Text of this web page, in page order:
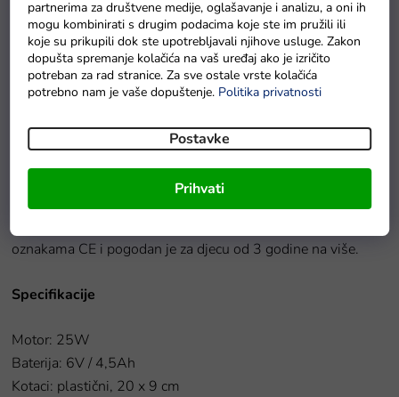
partnerima za društvene medije, oglašavanje i analizu, a oni ih
mogu kombinirati s drugim podacima koje ste im pružili ili
koje su prikupili dok ste upotrebljavali njihove usluge. Zakon
dopušta spremanje kolačića na vaš uređaj ako je izričito
potreban za rad stranice. Za sve ostale vrste kolačića
potrebno nam je vaše dopuštenje. Politika privatnosti
Postavke
Prihvati
Detaljan opis proizvoda
Električni quadizvrstan je način da djeca zakorače u svijet
bilo tijekom obiteljskih šetnji ili provođenja vremena u vrtu.
Dijete će se kroz vožnju naučiti upravljati i poboljšati svoje
motoričke vještine. Sjedalo je vrlo udobno, ergonomski
oblikovano, tako da će dijete rado ponovno sjesti za
oznakama CE i pogodan je za djecu od 3 godine na više.
Specifikacije
Motor: 25W
Baterija: 6V / 4,5Ah
Kotaci: plastični, 20 x 9 cm